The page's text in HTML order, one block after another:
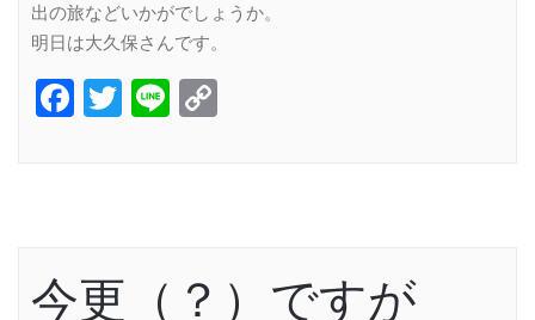
出の旅などいかがでしょうか。
明日は大久保さんです。
Facebook
Twitter
Line
今更（？）ですが